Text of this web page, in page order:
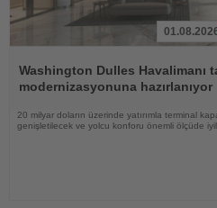
Oku
Washington Dulles Havalimanı
modernizasyonuna hazırlanıyor
20 milyar doların üzerinde yatırımla terminal
genişletilecek ve yolcu konforu önemli ölçüde